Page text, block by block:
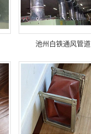
池州白铁通风管道